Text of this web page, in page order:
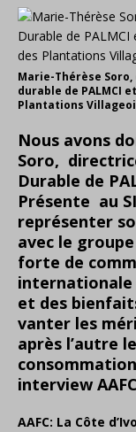
Marie-Thérèse
durable de PALMCI
Plantations
Nous avons
Soro,
Durable de
Présente au
représenter
avec le
forte de
internationale
et des
vanter les
après l’autre
interview
AAFC: La Côte